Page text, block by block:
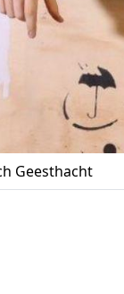
Geesthacht